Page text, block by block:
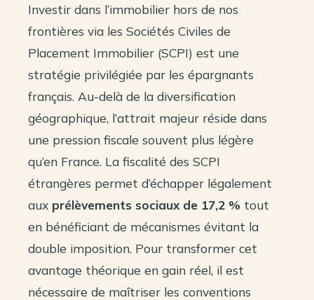
Investir dans l’immobilier hors de nos
frontières via les Sociétés Civiles de
Placement Immobilier (SCPI) est une
stratégie privilégiée par les épargnants
français. Au-delà de la diversification
géographique, l’attrait majeur réside dans
une pression fiscale souvent plus légère
qu’en France. La fiscalité des SCPI
étrangères permet d’échapper légalement
aux prélèvements sociaux de 17,2 % tout
en bénéficiant de mécanismes évitant la
double imposition. Pour transformer cet
avantage théorique en gain réel, il est
nécessaire de maîtriser les conventions